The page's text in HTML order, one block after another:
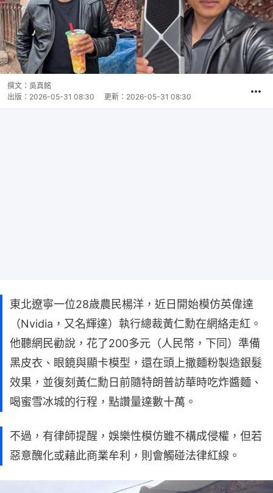
撰文： 吳真銘
出版： 2026-05-31 08:30 更新： 2026-05-31 08:30
東北遼寧一位28歲農民楊洋，近日開始模仿英偉達
（Nvidia，又名輝達）執行總裁黃仁勳在網絡走紅。
他聽網民勸說，花了200多元（人民幣，下同）準備
黑皮衣、眼鏡與顯卡模型，還在頭上撒麵粉製造銀髮
效果，並復刻黃仁勳日前隨特朗普訪華時吃炸醬麵、
喝蜜雪冰城的行程，點讚量達數十萬。
不過，有律師提醒，娛樂性模仿雖不構成侵權，但若
惡意醜化或藉此商業牟利，則會觸碰法律紅線。